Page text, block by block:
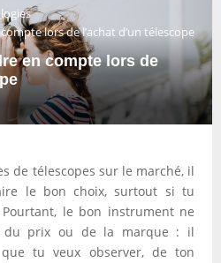
lors de l’achat d’un télescope
en compte lors de
de télescopes sur le marché, il
le bon choix, surtout si tu
le bon instrument ne
du prix ou de la marque : il
tu veux observer, de ton